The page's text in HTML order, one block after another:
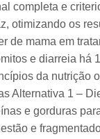
completa e
otimizando os
de mama em
e diarreia há
da nutrição
Alternativa 1 –
e gorduras
e